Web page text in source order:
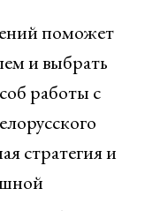
поможет
и выбрать
работы с
стратегия и